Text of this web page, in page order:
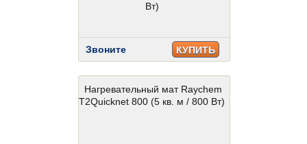
Вт)
Звоните КУПИТЬ
Нагревательный мат Raychem
T2Quicknet 800 (5 кв. м / 800 Вт)